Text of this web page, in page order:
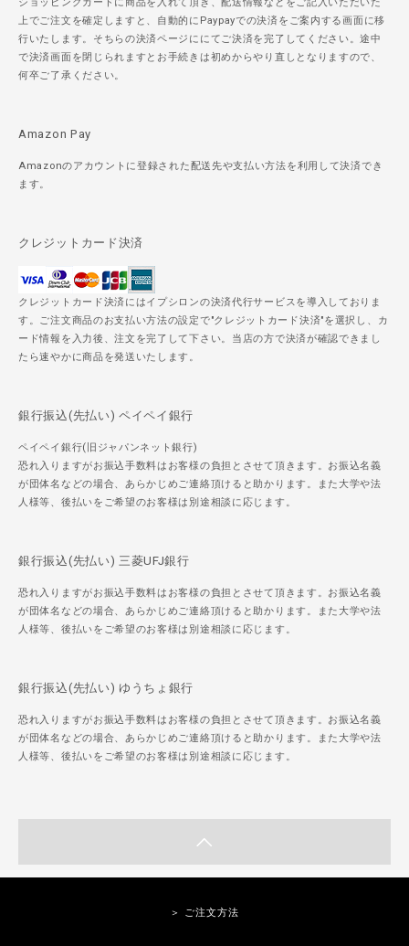
上でご注文を確定しますと、自動的にPaypayでの決済をご案内する画面に移
行いたします。そちらの決済ページににてご決済を完了してください。途中
で決済画面を閉じられますとお手続きは初めからやり直しとなりますので、
何卒ご了承ください。
Amazon Pay
Amazonのアカウントに登録された配送先や支払い方法を利用して決済でき
ます。
クレジットカード決済
クレジットカード決済にはイプシロンの決済代行サービスを導入しておりま
す。ご注文商品のお支払い方法の設定で"クレジットカード決済"を選択し、カ
ード情報を入力後、注文を完了して下さい。当店の方で決済が確認できまし
たら速やかに商品を発送いたします。
銀行振込(先払い) ペイペイ銀行
ペイペイ銀行(旧ジャパンネット銀行)
恐れ入りますがお振込手数料はお客様の負担とさせて頂きます。お振込名義
が団体名などの場合、あらかじめご連絡頂けると助かります。また大学や法
人様等、後払いをご希望のお客様は別途相談に応じます。
銀行振込(先払い) 三菱UFJ銀行
恐れ入りますがお振込手数料はお客様の負担とさせて頂きます。お振込名義
が団体名などの場合、あらかじめご連絡頂けると助かります。また大学や法
人様等、後払いをご希望のお客様は別途相談に応じます。
銀行振込(先払い) ゆうちょ銀行
恐れ入りますがお振込手数料はお客様の負担とさせて頂きます。お振込名義
が団体名などの場合、あらかじめご連絡頂けると助かります。また大学や法
人様等、後払いをご希望のお客様は別途相談に応じます。
＞ ご注文方法